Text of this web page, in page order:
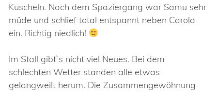
Kuscheln. Nach dem Spaziergang war Samu sehr
müde und schlief total entspannt neben Carola
ein. Richtig niedlich!
Im Stall gibt`s nicht viel Neues. Bei dem
schlechten Wetter standen alle etwas
gelangweilt herum. Die Zusammengewöhnung